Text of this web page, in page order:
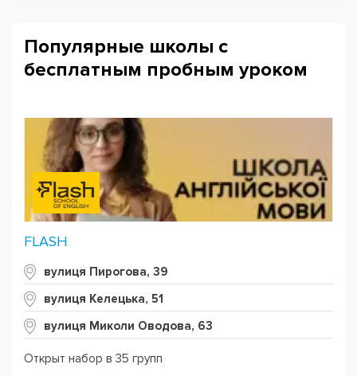
Популярные школы с
бесплатным пробным уроком
FLASH
вулиця Пирогова, 39
вулиця Келецька, 51
вулиця Миколи Оводова, 63
Открыт набор в 35 групп